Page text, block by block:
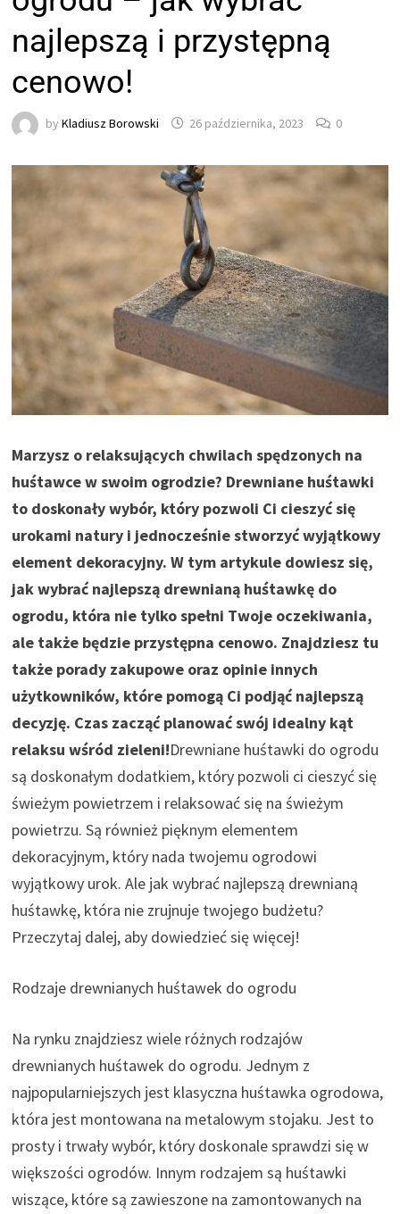
najlepszą i przystępną
cenowo!
byKladiusz Borowski 26 października, 2023 0
Marzysz o relaksujących chwilach spędzonych na
huśtawce w swoim ogrodzie? Drewniane huśtawki
to doskonały wybór, który pozwoli Ci cieszyć się
urokami natury i jednocześnie stworzyć wyjątkowy
element dekoracyjny. W tym artykule dowiesz się,
jak wybrać najlepszą drewnianą huśtawkę do
ogrodu, która nie tylko spełni Twoje oczekiwania,
ale także będzie przystępna cenowo. Znajdziesz tu
także porady zakupowe oraz opinie innych
użytkowników, które pomogą Ci podjąć najlepszą
decyzję. Czas zacząć planować swój idealny kąt
relaksu wśród zieleni!Drewniane huśtawki do ogrodu
są doskonałym dodatkiem, który pozwoli ci cieszyć się
świeżym powietrzem i relaksować się na świeżym
powietrzu. Są również pięknym elementem
dekoracyjnym, który nada twojemu ogrodowi
wyjątkowy urok. Ale jak wybrać najlepszą drewnianą
huśtawkę, która nie zrujnuje twojego budżetu?
Przeczytaj dalej, aby dowiedzieć się więcej!
Rodzaje drewnianych huśtawek do ogrodu
Na rynku znajdziesz wiele różnych rodzajów
drewnianych huśtawek do ogrodu. Jednym z
najpopularniejszych jest klasyczna huśtawka ogrodowa,
która jest montowana na metalowym stojaku. Jest to
prosty i trwały wybór, który doskonale sprawdzi się w
większości ogrodów. Innym rodzajem są huśtawki
wiszące, które są zawieszone na zamontowanych na